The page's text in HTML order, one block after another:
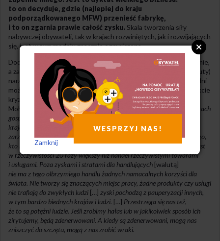
to on decyduje, gdzie (najlepiej do kraju
podporządkowanego MFW) przenieść fabrykę,
i to on zgarnia prawie całość zysku. Skala tworzenia siły
nabywczej obywateli, tak w krajach rozwiniętych, jak i rozwijających
się, jest w tym modelu znacznie ograniczona.
Dodatkowo kraje słabo rozwinięte są pogrążone w neoliberalizmie,
a zatem przy braku kontroli przepływu kapitału (bądź kursu waluty)
narażone na dramatyczną spekulację walutą, która w kilka tygodni
może zepchnąć kraj w recesję. To właśnie przydarzyło się w trakcie
kryzysu azjatyckiego w 1997 r. Malezji, której premier Mahathir
Mohamad tak opisał wtedy sytuację: [
zmanipulowany został krach
gospodarczy Meksyku, tak samo gospodarki innych rozwijających się
krajów mogą zostać zmanipulowane i nagięte do pokłonu wielkim
zarządzającym funduszy finansowych, którzy stali się decydentami tego,
kto może się rozwijać, a kto nie.[…]Z tego, co wiemy, handel walutą jest
w rzeczywistości 20 razy większy niż handel rzeczywistymi towarami
i usługami. Poza zyskami i stratami dla handlujących [walutą]
nie ma z tego olbrzymiego handlu żadnych namacalnych korzyści dla
świata. Nie tworzy się znaczących miejsc pracy, żadne produkty czy usługi
nie trafiają do zwykłych ludzi […] zyski pochodzą z pauperyzacji innych,
w tym bardzo biednych krajów i ludzi. […] Przestrzega się nas też,
że to są potężni ludzie. Jeśli zrobimy hałas lub w jakikolwiek sposób ich
zirytujemy, będą zdenerwowani. A kiedy są zdenerwowani, mogą nas
zniszczyć do szczętu, mogą z nas zrobić wraki.
WESPRZYJ NAS!
Zamknij